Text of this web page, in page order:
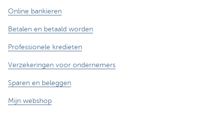
Online bankieren
Betalen en betaald worden
Professionele kredieten
Verzekeringen voor ondernemers
Sparen en beleggen
Mijn webshop